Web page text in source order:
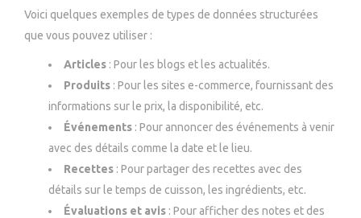
Voici quelques exemples de types de données structurées
que vous pouvez utiliser :
Articles : Pour les blogs et les actualités.
Produits : Pour les sites e-commerce, fournissant des
informations sur le prix, la disponibilité, etc.
Événements : Pour annoncer des événements à venir
avec des détails comme la date et le lieu.
Recettes : Pour partager des recettes avec des
détails sur le temps de cuisson, les ingrédients, etc.
Évaluations et avis : Pour afficher des notes et des